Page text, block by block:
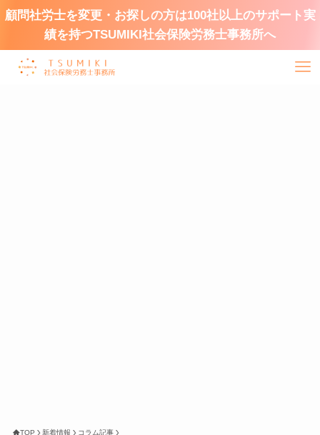
顧問社労士を変更・お探しの方は100社以上のサポート実
績を持つTSUMIKI社会保険労務士事務所へ
TOP 新着情報 コラム記事